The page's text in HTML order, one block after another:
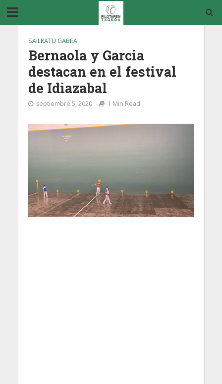
SAILKATU GABEA
Bernaola y Garcia
destacan en el festival
de Idiazabal
septiembre 5, 2020 1 Min Read